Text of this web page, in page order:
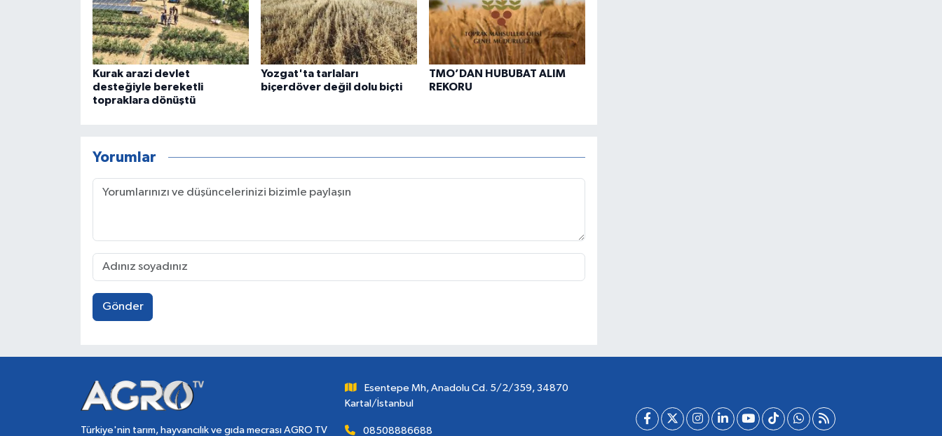
Kurak arazi devlet
desteğiyle bereketli
topraklara dönüştü
Yozgat'ta tarlaları
biçerdöver değil dolu biçti
TMO’DAN HUBUBAT ALIM
REKORU
Yorumlar
Gönder
Türkiye'nin tarım, hayvancılık ve gıda mecrası AGRO TV
Esentepe Mh, Anadolu Cd. 5/2/359, 34870
Kartal/İstanbul
08508886688